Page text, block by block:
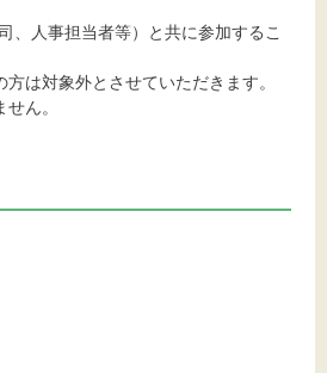
、人事担当者等）と共に参加するこ
は対象外とさせていただきます。
ん。